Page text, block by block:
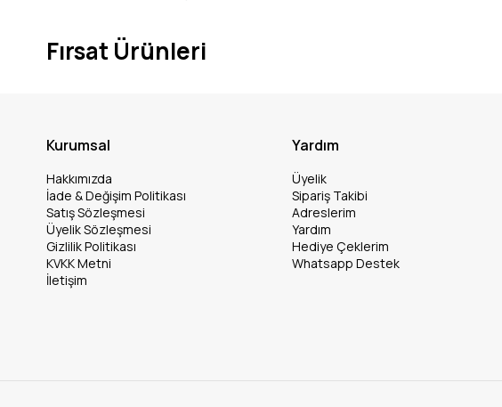
Fırsat Ürünleri
Kurumsal
Hakkımızda
İade & Değişim Politikası
Satış Sözleşmesi
Üyelik Sözleşmesi
Gizlilik Politikası
KVKK Metni
İletişim
Yardım
Üyelik
Sipariş Takibi
Adreslerim
Yardım
Hediye Çeklerim
Whatsapp Destek